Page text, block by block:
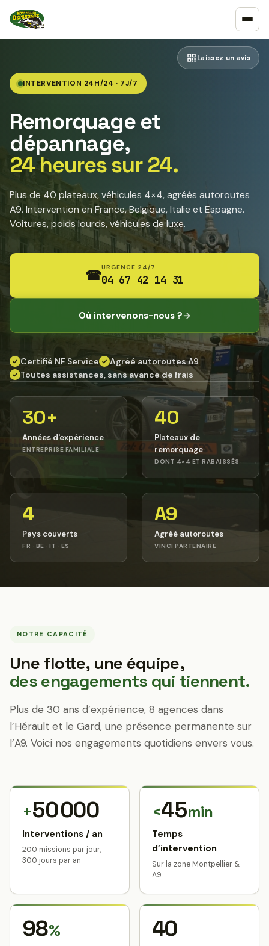
Laissez un avis
INTERVENTION 24H/24 · 7J/7
Remorquage et
dépannage,
24 heures sur 24.
Plus de 40 plateaux, véhicules 4×4, agréés autoroutes
A9. Intervention en France, Belgique, Italie et Espagne.
Voitures, poids lourds, véhicules de luxe.
☎URGENCE 24/7
04 67 42 14 31
Où intervenons-nous ?→
✓ Certifié NF Service ✓ Agréé autoroutes A9
✓ Toutes assistances, sans avance de frais
30+
Années d'expérience
ENTREPRISE FAMILIALE
40
Plateaux de
remorquage
DONT 4×4 ET RABAISSÉS
4
Pays couverts
FR · BE · IT · ES
A9
Agréé autoroutes
VINCI PARTENAIRE
NOTRE CAPACITÉ
Une flotte, une équipe,
des engagements qui tiennent.
Plus de 30 ans d’expérience, 8 agences dans
l’Hérault et le Gard, une présence permanente sur
l’A9. Voici nos engagements quotidiens envers vous.
+50 000
Interventions / an
200 missions par jour,
300 jours par an
<45min
Temps
d’intervention
Sur la zone Montpellier &
A9
98% 40